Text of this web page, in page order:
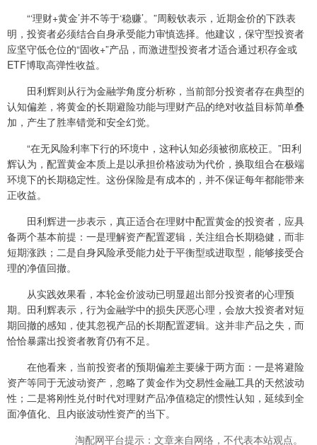
“‘理财+黄金’并不等于‘稳赚’。”周毅钦表示，近期金价的下跌表
明，投资者必须结合自身承受能力审慎选择。他建议，保守型投资者
应坚守低仓位的“固收+”产品，而激进型投资者才适合通过积存金或
ETF博取高弹性收益。
田利辉则从行为金融学角度分析称，当前部分投资者存在典型的
认知偏差，将黄金的长期避险功能与理财产品的绝对收益目标简单叠
加，产生了胜率错觉和安全幻觉。
“在无风险利率下行的环境中，这种认知必须被彻底校正。”田利
辉认为，配置黄金本质上是以承担价格波动为代价，换取组合在极端
环境下的长期稳定性。这份保险是有成本的，并不保证每年都能带来
正收益。
田利辉进一步表示，真正适合在理财中配置黄金的投资者，应具
备两个基本前提：一是理解资产配置逻辑，关注组合长期稳健，而非
短期涨跌；二是自身风险承受能力处于平衡型或进取型，能够接受合
理的净值回撤。
从实践效果看，本轮金价波动已明显超出部分投资者的心理预
期。田利辉表示，行为金融学中的损失厌恶心理，会放大投资者对短
期回撤的感知，使其忽视产品的长期配置逻辑。这并非产品之失，而
恰恰暴露出投资者教育仍有不足。
在他看来，当前投资者的预期偏差主要缘于两方面：一是将避险
资产等同于无波动资产，忽略了黄金作为交易性金融工具的天然波动
性；二是将刚性兑付时代对理财产品净值稳定的惯性认知，延续到全
面净值化、且内嵌波动性资产的当下。
淘配网平台提示：文章来自网络，不代表本站观点。